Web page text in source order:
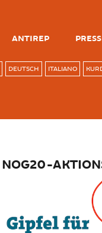
ANTIREP
DEUTSCH ITALIANO
NOG20-